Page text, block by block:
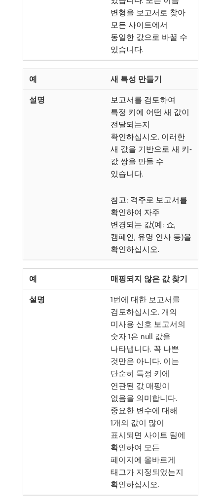
변형을 보고서로 찾아
모든 사이트에서
동일한 값으로 바꿀 수
있습니다.
새 특성 만들기
보고서를 검토하여
특정 키에 어떤 새 값이
전달되는지
확인하십시오. 이러한
새 값을 기반으로 새 키-
값 쌍을 만들 수
있습니다.
참고: 격주로 보고서를
확인하여 자주
변경되는 값(예: 쇼,
캠페인, 유명 인사 등)을
확인하십시오.
매핑되지 않은 값 찾기
1번에 대한 보고서를
검토하십시오. 개의
미사용 신호 보고서의
숫자 1은 null 값을
나타냅니다. 꼭 나쁜
것만은 아니다. 이는
단순히 특정 키에
연관된 값 매핑이
없음을 의미합니다.
중요한 변수에 대해
1개의 값이 많이
표시되면 사이트 팀에
확인하여 모든
페이지에 올바르게
태그가 지정되었는지
확인하십시오.